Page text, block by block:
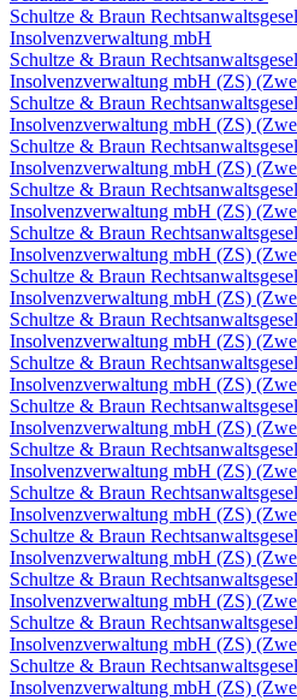
Schultze & Braun
Insolvenzverwaltung mbH
Schultze & Braun
Insolvenzverwaltung mbH (ZS)
Schultze & Braun
Insolvenzverwaltung mbH (ZS)
Schultze & Braun
Insolvenzverwaltung mbH (ZS)
Schultze & Braun
Insolvenzverwaltung mbH (ZS)
Schultze & Braun
Insolvenzverwaltung mbH (ZS)
Schultze & Braun
Insolvenzverwaltung mbH (ZS)
Schultze & Braun
Insolvenzverwaltung mbH (ZS)
Schultze & Braun
Insolvenzverwaltung mbH (ZS)
Schultze & Braun
Insolvenzverwaltung mbH (ZS)
Schultze & Braun
Insolvenzverwaltung mbH (ZS)
Schultze & Braun
Insolvenzverwaltung mbH (ZS)
Schultze & Braun
Insolvenzverwaltung mbH (ZS)
Schultze & Braun
Insolvenzverwaltung mbH (ZS)
Schultze & Braun
Insolvenzverwaltung mbH (ZS)
Schultze & Braun
Insolvenzverwaltung mbH (ZS)